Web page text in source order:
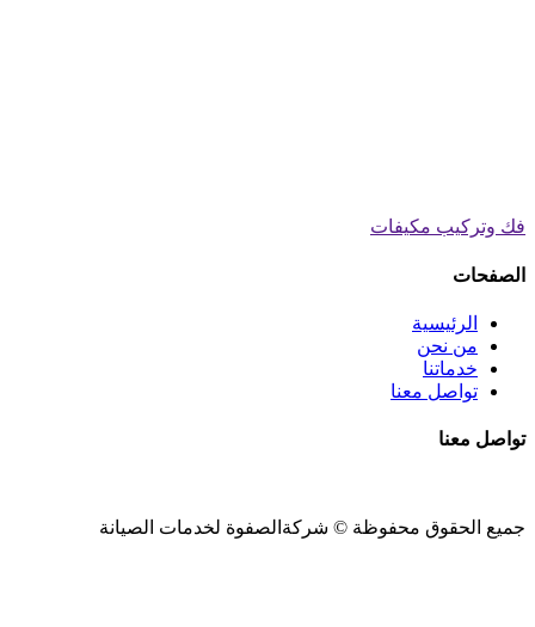
فك وتركيب مكيفات
الصفحات
الرئيسية
من نحن
خدماتنا
تواصل معنا
تواصل معنا
جميع الحقوق محفوظة © شركةالصفوة لخدمات الصيانة